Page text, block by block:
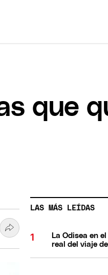
que
LAS MÁS LEÍDAS
La Odisea en
real del viaje